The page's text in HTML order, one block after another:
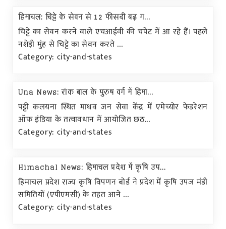
हिमाचल: चिट्टे के सेवन से 12 फीसदी बढ़ ग...
चिट्टे का सेवन करने वाले एचआईवी की चपेट में आ रहे हैं। पहले
नशेड़ी मुंह से चिट्टे का सेवन करते ...
Category: city-and-states
Una News: रॉक बाल के पुरुष वर्ग में हिमा...
पट्टी कलयना स्थित माधव जन सेवा केंद्र में एमेच्योर फेडरेशन
ऑफ इंडिया के तत्वावधान में आयोजित छठ...
Category: city-and-states
Himachal News: हिमाचल प्रदेश में कृषि उप...
हिमाचल प्रदेश राज्य कृषि विपणन बोर्ड ने प्रदेश में कृषि उपज मंडी
समितियों (एपीएमसी) के तहत आने ...
Category: city-and-states